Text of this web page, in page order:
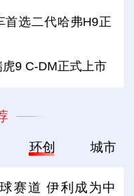
首选二代哈弗H9正
9 C-DM正式上市
环创 城市
赛道 伊利成为中